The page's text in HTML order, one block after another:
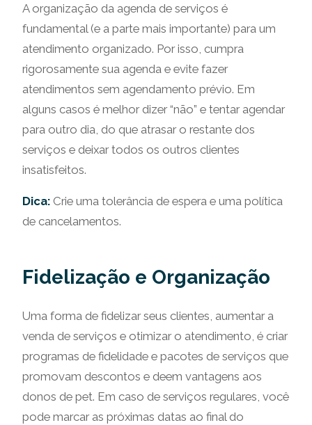
A organização da agenda de serviços é
fundamental (e a parte mais importante) para um
atendimento organizado. Por isso, cumpra
rigorosamente sua agenda e evite fazer
atendimentos sem agendamento prévio. Em
alguns casos é melhor dizer “não” e tentar agendar
para outro dia, do que atrasar o restante dos
serviços e deixar todos os outros clientes
insatisfeitos.
Dica: Crie uma tolerância de espera e uma política
de cancelamentos.
Fidelização e Organização
Uma forma de fidelizar seus clientes, aumentar a
venda de serviços e otimizar o atendimento, é criar
programas de fidelidade e pacotes de serviços que
promovam descontos e deem vantagens aos
donos de pet. Em caso de serviços regulares, você
pode marcar as próximas datas ao final do